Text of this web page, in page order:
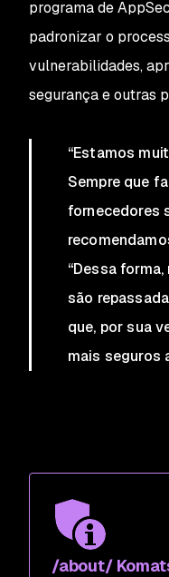
programa de
padronizar o
vulnerabilidades,
segurança e outras
“Estamos
Sempre que
fornecedores
“Dessa
são
que, por sua
mais seguros
/about/